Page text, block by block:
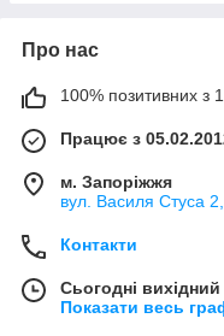
Про нас
100% позитивних з
Працює з
м. Запоріжжя
вул. Василя Стуса
Контакти
Сьогодні вихідний
Показати весь